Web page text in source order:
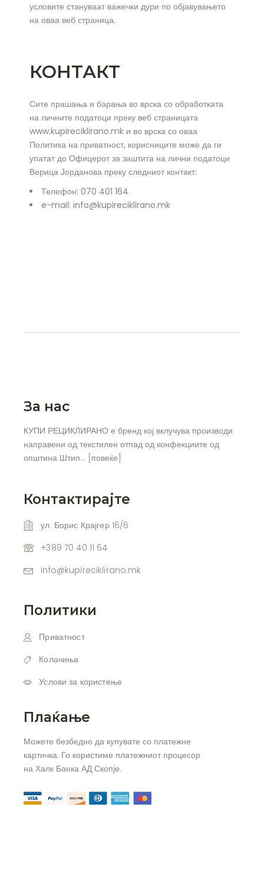
условите стануваат важечки дури по објавувањето
на оваа веб страница.
КОНТАКТ
Сите прашања и барања во врска со обработката
на личните податоци преку веб страницата
www.kupireciklirano.mk и во врска со оваа
Политика на приватност, корисниците може да ги
упатат до Офицерот за заштита на лични податоци
Верица Јорданова преку следниот контакт:
Телефон: 070 401 164
e-mail: info@kupireciklirano.mk
За нас
КУПИ РЕЦИКЛИРАНО е бренд кој вклучува производи
направени од текстилен отпад од конфекциите од
општина Штип… [ повеќе
Контактирајте
ул. Борис Крајгер 16/6
+389 70 40 11 64
info@kupireciklirano.mk
Политики
Приватност
Колачиња
Услови за користење
Плаќање
Можете безбедно да купувате со платежне
картичка. Го користиме платежниот процесор
на Халк Банка АД Скопје.